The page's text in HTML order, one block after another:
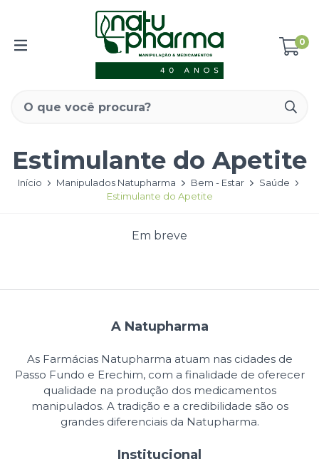
0
Estimulante do Apetite
Início Manipulados Natupharma Bem - Estar
Saúde
Estimulante do Apetite
Em breve
A Natupharma
As Farmácias Natupharma atuam nas cidades de
Passo Fundo e Erechim, com a finalidade de oferecer
qualidade na produção dos medicamentos
manipulados. A tradição e a credibilidade são os
grandes diferenciais da Natupharma.
Institucional